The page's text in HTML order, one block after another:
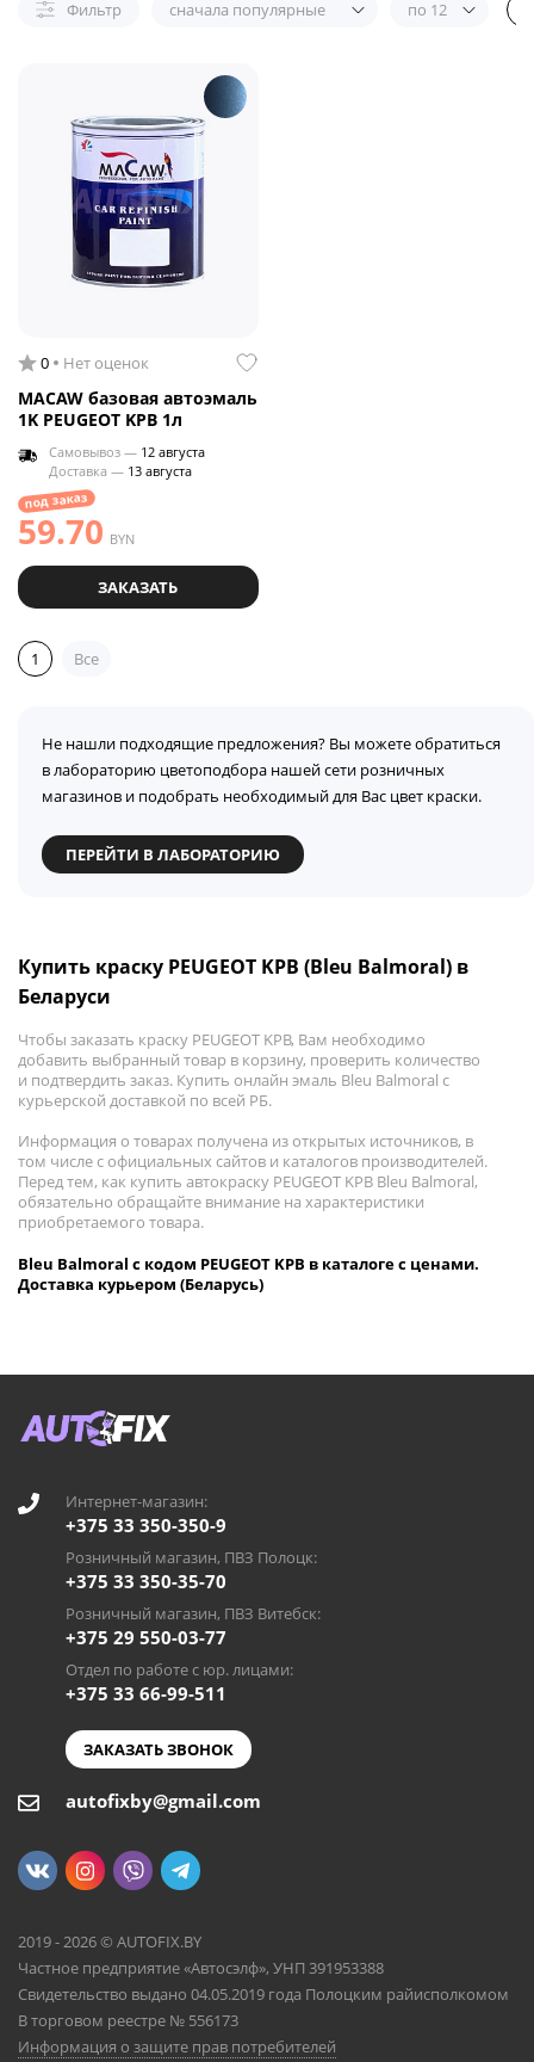
Фильтр сначала популярные по 12
0 Нет оценок
MACAW базовая автоэмаль
1K PEUGEOT KPB 1л
Самовывоз — 12 августа
Доставка — 13 августа
под заказ
59.70 BYN
ЗАКАЗАТЬ
1 Все
Не нашли подходящие предложения? Вы можете обратиться
в лабораторию цветоподбора нашей сети розничных
магазинов и подобрать необходимый для Вас цвет краски.
ПЕРЕЙТИ В ЛАБОРАТОРИЮ
Купить краску PEUGEOT KPB (Bleu Balmoral) в
Беларуси
Чтобы заказать краску PEUGEOT KPB, Вам необходимо
добавить выбранный товар в корзину, проверить количество
и подтвердить заказ. Купить онлайн эмаль Bleu Balmoral с
курьерской доставкой по всей РБ.
Информация о товарах получена из открытых источников, в
том числе с официальных сайтов и каталогов производителей.
Перед тем, как купить автокраску PEUGEOT KPB Bleu Balmoral,
обязательно обращайте внимание на характеристики
приобретаемого товара.
Bleu Balmoral с кодом PEUGEOT KPB в каталоге с ценами.
Доставка курьером (Беларусь)
Интернет-магазин:
+375 33 350-350-9
Розничный магазин, ПВЗ Полоцк:
+375 33 350-35-70
Розничный магазин, ПВЗ Витебск:
+375 29 550-03-77
Отдел по работе с юр. лицами:
+375 33 66-99-511
ЗАКАЗАТЬ ЗВОНОК
autofixby@gmail.com
2019 - 2026 © AUTOFIX.BY
Частное предприятие «Автосэлф», УНП 391953388
Свидетельство выдано 04.05.2019 года Полоцким райисполкомом
В торговом реестре № 556173
Информация о защите прав потребителей